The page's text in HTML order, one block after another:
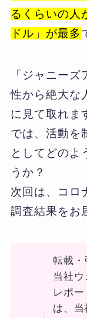
るくらいの人
ドル」が最多
「ジャニー
性から絶大な
に見て取れま
では、活動を
としてどのよ
うか？
次回は、コロ
調査結果をお
転載・
当社ウ
レポ
は、当